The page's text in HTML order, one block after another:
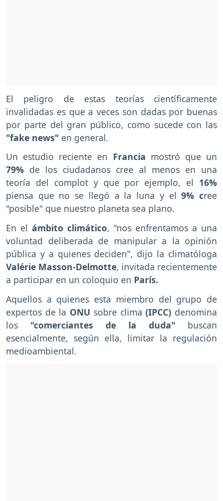
El peligro de estas teorías científicamente
invalidadas es que a veces son dadas por buenas
por parte del gran público, como sucede con las
"fake news" en general.
Un estudio reciente en Francia mostró que un
79% de los ciudadanos cree al menos en una
teoría del complot y que por ejemplo, el 16%
piensa que no se llegó a la luna y el 9% cree
"posible" que nuestro planeta sea plano.
En el ámbito climático, "nos enfrentamos a una
voluntad deliberada de manipular a la opinión
pública y a quienes deciden", dijo la climatóloga
Valérie Masson-Delmotte, invitada recientemente
a participar en un coloquio en París.
Aquellos a quienes esta miembro del grupo de
expertos de la ONU sobre clima(IPCC) denomina
los "comerciantes de la duda" buscan
esencialmente, según ella, limitar la regulación
medioambiental.